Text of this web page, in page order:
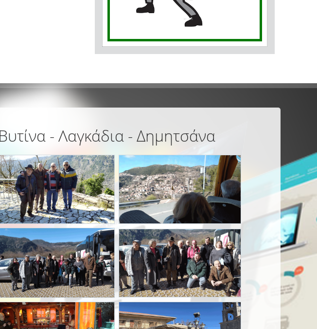
- Λαγκάδια - Δημητσάνα